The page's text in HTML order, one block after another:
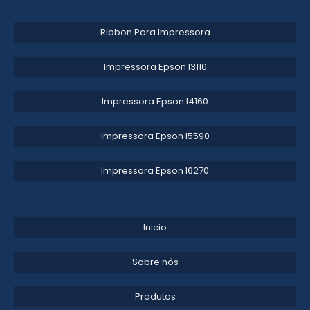
RIBBON ONDE COMPRAR
DISTRIBUIDOR DE ETIQUETA PARA VULCANIZAÇÃO
ETIQUETAS VULCANIZÁVEIS PARA PNEUS
ETIQUETAS ADESIVAS RIBBON EM SP
ETIQUETAS PARA TALÃO COM CÓDIGO DE BARRAS
Ribbon Para Impressora
Impressora Epson l3110​
Impressora Epson l4160​
Impressora Epson l5590​
Impressora Epson l6270​
Inicio
Sobre nós
Produtos